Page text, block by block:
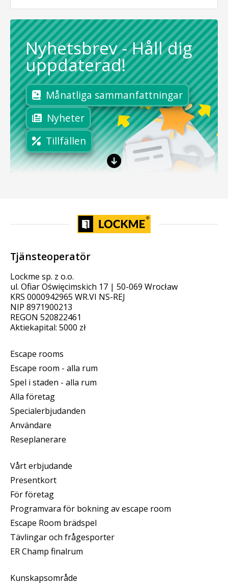
Nyhetsbrev -Håll dig
uppdaterad!
Månatliga sammanfattningar
Nyheter
Tillfällen
Tjänsteoperatör
Lockme sp. z o.o.
ul. Ofiar Oświęcimskich 17 | 50-069 Wrocław
KRS 0000942965 WR.VI NS-REJ
NIP 8971900213
REGON 520822461
Aktiekapital: 5000 zł
Escape rooms
Escape room - alla rum
Spel i staden - alla rum
Alla företag
Specialerbjudanden
Användare
Reseplanerare
Vårt erbjudande
Presentkort
För företag
Programvara för bokning av escape room
Escape Room brädspel
Tävlingar och frågesporter
ER Champ finalrum
Kunskapsområde